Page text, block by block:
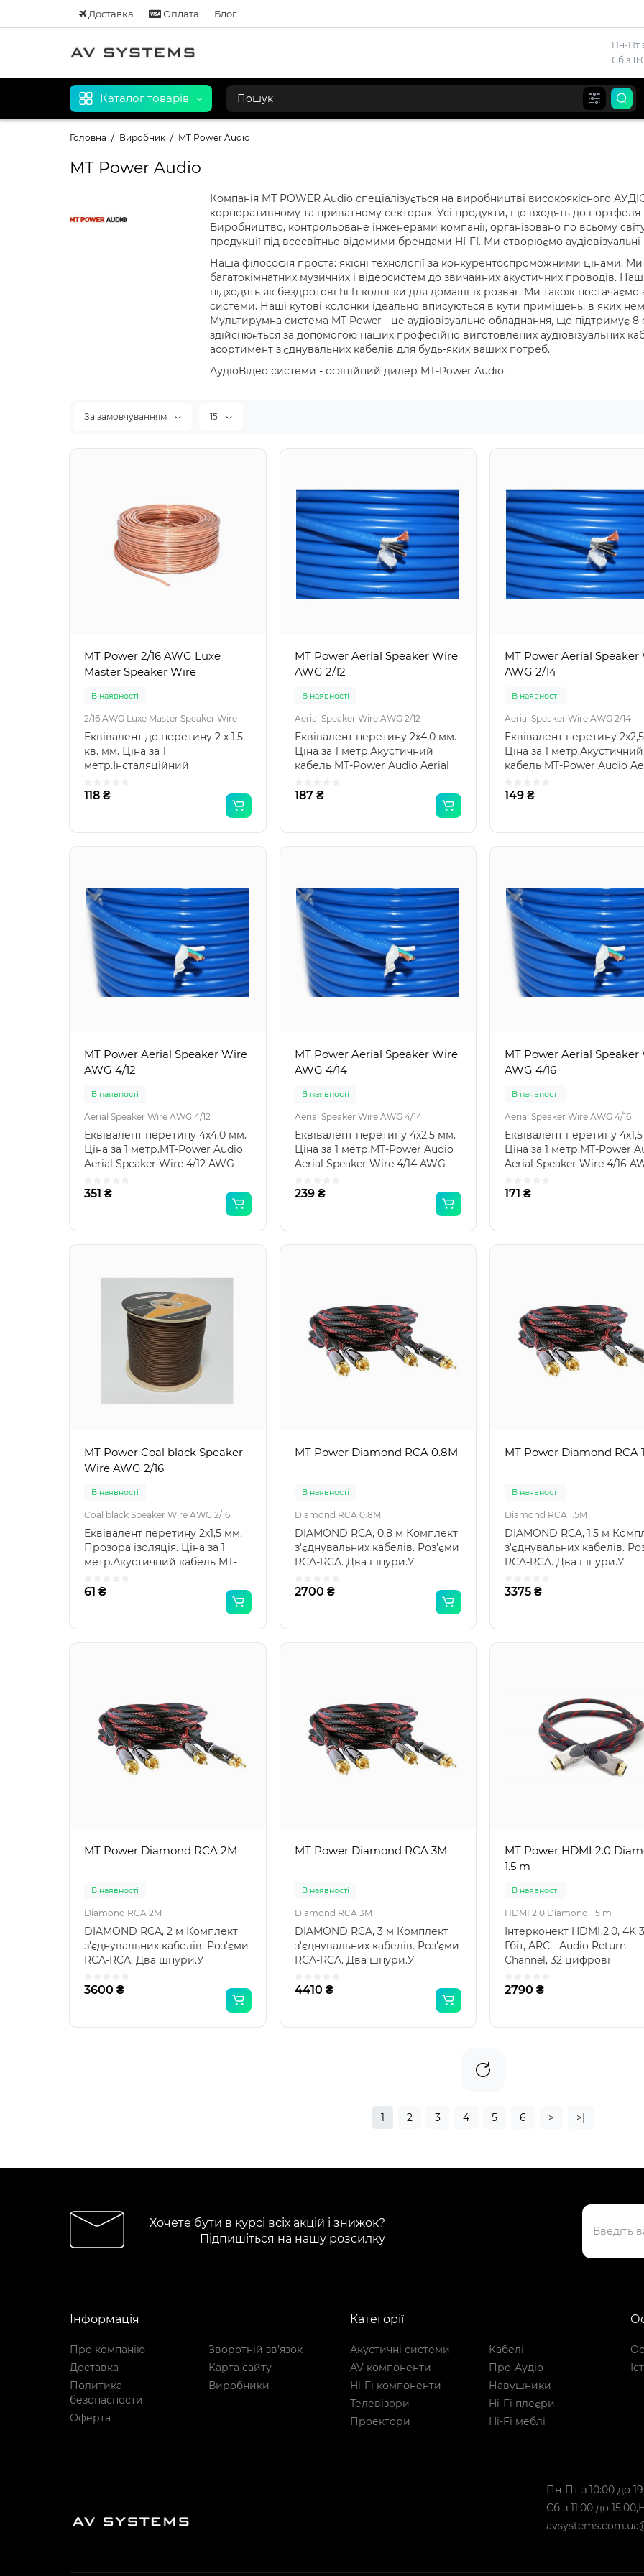
Доставка Оплата Блог
Пн-Пт
Сб з
Каталог товарів
Головна Виробник MT Power Audio
MT Power Audio
Компанія MT POWER Audio спеціалізується на виробництві високоякісного
корпоративному та приватному секторах. Усі продукти, що входять до портфеля
Виробництво, контрольоване інженерами компанії, організовано по всьому
продукції під всесвітньо відомими брендами HI-FI. Ми створюємо
Наша філософія проста: якісні технології за конкурентоспроможними цінами.
багатокімнатних музичних і відеосистем до звичайних акустичних проводів.
підходять як бездротові hi fi колонки для домашніх розваг. Ми також постачаємо
системи. Наші кутові колонки ідеально вписуються в кути приміщень, в яких
Мультирумна система MT Power - це аудіовізуальне обладнання, що підтримує
здійснюється за допомогою наших професійно виготовлених аудіовізуальних
асортимент з'єднувальних кабелів для будь-яких ваших потреб.
АудіоВідео системи - офіційний дилер MT-Power Audio.
За замовчуванням 15
MT Power 2/16 AWG Luxe
Master Speaker Wire
В наявності
2/16 AWG Luxe Master Speaker Wire
Еквівалент до перетину 2 x 1,5
кв. мм. Ціна за 1
метр.Інсталяційний
Luxe ..
118 ₴
MT Power Aerial Speaker Wire
AWG 2/12
В наявності
Aerial Speaker Wire AWG 2/12
Еквівалент перетину 2х4,0 мм.
Ціна за 1 метр.Акустичний
кабель MT-Power Audio Aerial
187 ₴
MT Power Aerial Speaker
AWG 2/14
В наявності
Aerial Speaker Wire AWG 2/14
Еквівалент перетину
Ціна за 1 метр.Акустичний
кабель MT-Power Audio
149 ₴
MT Power Aerial Speaker Wire
AWG 4/12
В наявності
Aerial Speaker Wire AWG 4/12
Еквівалент перетину 4х4,0 мм.
Ціна за 1 метр.MT-Power Audio
Aerial Speaker Wire 4/12 AWG -
351 ₴
MT Power Aerial Speaker Wire
AWG 4/14
В наявності
Aerial Speaker Wire AWG 4/14
Еквівалент перетину 4х2,5 мм.
Ціна за 1 метр.MT-Power Audio
Aerial Speaker Wire 4/14 AWG -
239 ₴
MT Power Aerial Speaker
AWG 4/16
В наявності
Aerial Speaker Wire AWG 4/16
Еквівалент перетину
Ціна за 1 метр.MT-Power
Aerial Speaker Wire 4/16
171 ₴
MT Power Coal black Speaker
Wire AWG 2/16
В наявності
Coal black Speaker Wire AWG 2/16
Еквівалент перетину 2х1,5 мм.
Прозора ізоляція. Ціна за 1
метр.Акустичний кабель MT-
61 ₴
MT Power Diamond RCA 0.8M
В наявності
Diamond RCA 0.8M
DIAMOND RCA, 0,8 м Комплект
з'єднувальних кабелів. Роз'єми
RCA-RCA. Два шнури.У
2700 ₴
MT Power Diamond RCA
В наявності
Diamond RCA 1.5M
DIAMOND RCA, 1.5 м
з'єднувальних кабелів.
RCA-RCA. Два шнури.У
3375 ₴
MT Power Diamond RCA 2M
В наявності
Diamond RCA 2M
DIAMOND RCA, 2 м Комплект
з'єднувальних кабелів. Роз'єми
RCA-RCA. Два шнури.У
3600 ₴
MT Power Diamond RCA 3M
В наявності
Diamond RCA 3M
DIAMOND RCA, 3 м Комплект
з'єднувальних кабелів. Роз'єми
RCA-RCA. Два шнури.У
4410 ₴
MT Power HDMI 2.0
1.5 m
В наявності
HDMI 2.0 Diamond 1.5 m
Інтерконект HDMI 2.0, 4K
Гбіт, ARC - Audio Return
Channel, 32 цифрові
2790 ₴
1 2 3 4 5 6 > >|
Хочете бути в курсі всіх акцій і знижок?
Підпишіться на нашу розсилку
Інформація
Про компанію
Доставка
Политика
безопасности
Оферта
Зворотній зв’язок
Карта сайту
Виробники
Категорії
Акустичні системи
AV компоненти
Hi-Fi компоненти
Телевізори
Проектори
Кабелі
Про-Аудіо
Навушники
Hi-Fi плеєри
Hi-Fi меблі
Пн-Пт з 10:00 до
Сб з 11:00 до